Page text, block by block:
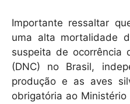
Importante ressaltar
uma alta mortalidade
suspeita de ocorrência
(DNC) no Brasil,
produção e as aves
obrigatória ao